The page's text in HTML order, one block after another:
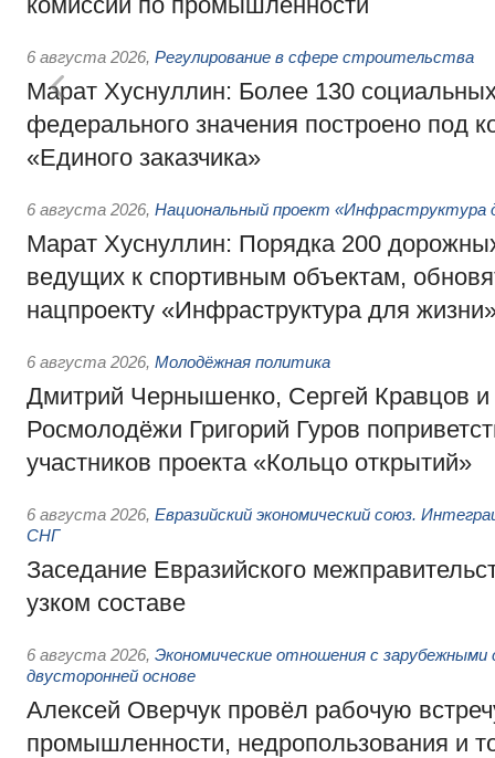
6 августа 2026, Регулирование в сфере строительства
Марат Хуснуллин: Более 130
федерального значения построено под
«Единого заказчика»
6 августа 2026, Национальный проект «Инфраструктура
Марат Хуснуллин: Порядка 200
ведущих к спортивным объектам,
нацпроекту «Инфраструктура для
6 августа 2026, Молодёжная политика
Дмитрий Чернышенко, Сергей Кравцов и
Росмолодёжи Григорий Гуров
участников проекта «Кольцо открытий»
6 августа 2026, Евразийский экономический союз.
СНГ
Заседание Евразийского
узком составе
6 августа 2026, Экономические отношения с
двусторонней основе
Алексей Оверчук провёл рабочую
промышленности, недропользования и